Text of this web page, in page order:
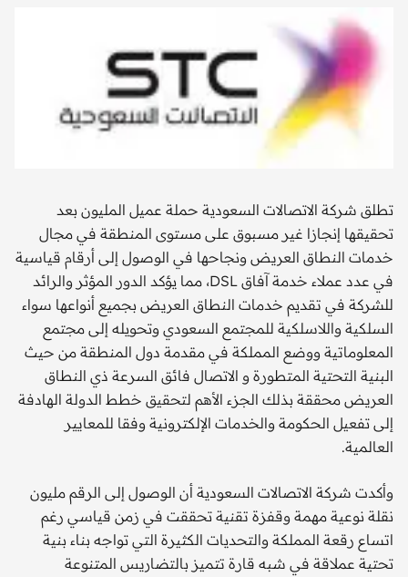
تطلق شركة الاتصالات السعودية حملة عميل المليون بعد
تحقيقها إنجازا غير مسبوق على مستوى المنطقة في مجال
خدمات النطاق العريض ونجاحها في الوصول إلى أرقام قياسية
في عدد عملاء خدمة آفاق DSL، مما يؤكد الدور المؤثر والرائد
للشركة في تقديم خدمات النطاق العريض بجميع أنواعها سواء
السلكية واللاسلكية للمجتمع السعودي وتحويله إلى مجتمع
المعلوماتية ووضع المملكة في مقدمة دول المنطقة من حيث
البنية التحتية المتطورة و الاتصال فائق السرعة ذي النطاق
العريض محققة بذلك الجزء الأهم لتحقيق خطط الدولة الهادفة
إلى تفعيل الحكومة والخدمات الإلكترونية وفقا للمعايير
العالمية.
وأكدت شركة الاتصالات السعودية أن الوصول إلى الرقم مليون
نقلة نوعية مهمة وقفزة تقنية تحققت في زمن قياسي رغم
اتساع رقعة المملكة والتحديات الكثيرة التي تواجه بناء بنية
تحتية عملاقة في شبه قارة تتميز بالتضاريس المتنوعة